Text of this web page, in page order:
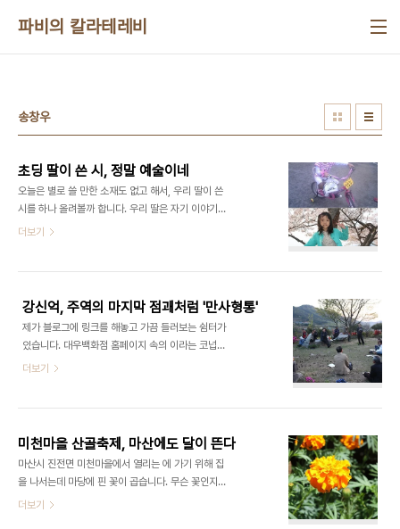
파비의 칼라테레비
송창우
초딩 딸이 쓴 시, 정말 예술이네
오늘은 별로 쓸 만한 소재도 없고 해서, 우리 딸이 쓴
시를 하나 올려볼까 합니다. 우리 딸은 자기 이야기나
사진을 블로그에 올려주는 것을 무척 좋아합니다. 안
ㅋ 아마 이 시는 우리 지역의 송창우 시인이 여름방학
을 이용해 개설한 독서캠프에서 배우고 쓴 시가 아닌
가 합니다. 저는 아예 시를 쓸 줄도 모르고 읽을 줄도
모르는데, 그래서 그런지 딸이 쓴 시가 굉장히 잘 쓴
작품처럼 느껴집니다. 그게 다 제가 문학에 무디거나
합니다. 띄어쓰기나 맞춤법, 줄 모양은 고치지 않고
더보기
강신억, 주역의 마지막 점괘처럼 '만사형통'
제가 블로그에 링크를 해놓고 가끔 들러보는 쉼터가
있습니다. 대우백화점 홈페이지 속의 이라는 코넙니
다. 진전면 미천마을에 살고 있는 송창우 시인이 몇
터로 무언가 작업하다가 마음이 지칠 때 이 쉼터에 한
번 들러보시면 아마 사람 산다는 게 무언지 느끼실 수
있을지도 모릅니다. 감미로운 음악도 들려주니 마음
을 탁 놓고 쉬어간다면 더없이 좋을 그런 곳입니다.
일요일 깊은 밤, 잠이 안 와 무심코 들렀더니 내일 아
더보기
미천마을 산골축제, 마산에도 달이 뜬다
마산시 진전면 미천마을에서 열리는 에 가기 위해 집
을 나서는데 마당에 핀 꽃이 곱습니다. 무슨 꽃인지는
모르겠습니다. 제가 아는 꽃은 장미와 코스모스 뿐입
더보기